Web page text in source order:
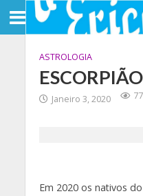
ASTROLOGIA
ESCORPIÃO
Janeiro 3, 2020
Em 2020 os nativos